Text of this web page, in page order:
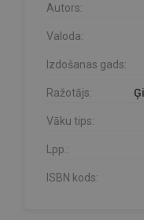
Autors:
Valoda:
Izdošanas gads:
Ražotājs:
Vāku tips:
Lpp.:
ISBN kods: